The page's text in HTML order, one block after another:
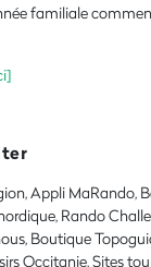
familiale
Appli MaRando,
Rando
Boutique
Occitanie, Sites